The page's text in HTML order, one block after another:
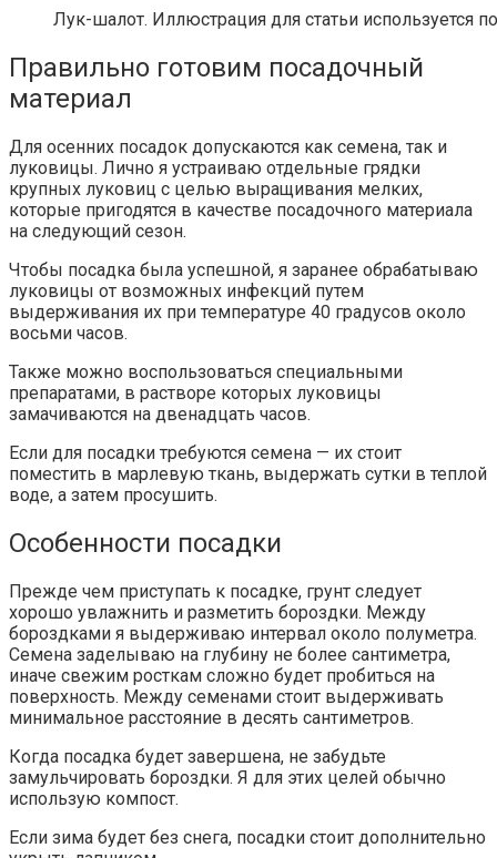
Лук-шалот. Иллюстрация для статьи используется
Правильно готовим посадочный
материал
Для осенних посадок допускаются как семена, так и
луковицы. Лично я устраиваю отдельные грядки
крупных луковиц с целью выращивания мелких,
которые пригодятся в качестве посадочного материала
на следующий сезон.
Чтобы посадка была успешной, я заранее обрабатываю
луковицы от возможных инфекций путем
выдерживания их при температуре 40 градусов около
восьми часов.
Также можно воспользоваться специальными
препаратами, в растворе которых луковицы
замачиваются на двенадцать часов.
Если для посадки требуются семена — их стоит
поместить в марлевую ткань, выдержать сутки в теплой
воде, а затем просушить.
Особенности посадки
Прежде чем приступать к посадке, грунт следует
хорошо увлажнить и разметить бороздки. Между
бороздками я выдерживаю интервал около полуметра.
Семена заделываю на глубину не более сантиметра,
иначе свежим росткам сложно будет пробиться на
поверхность. Между семенами стоит выдерживать
минимальное расстояние в десять сантиметров.
Когда посадка будет завершена, не забудьте
замульчировать бороздки. Я для этих целей обычно
использую компост.
Если зима будет без снега, посадки стоит дополнительно